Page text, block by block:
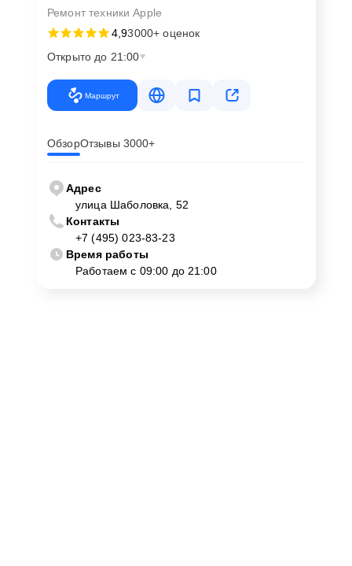
Ремонт техники Apple
4,93000+ оценок
Открыто до 21:00
Маршрут
ОбзорОтзывы 3000+
Адрес
улица Шаболовка, 52
Контакты
+7 (495) 023-83-23
Время работы
Работаем с 09:00 до 21:00